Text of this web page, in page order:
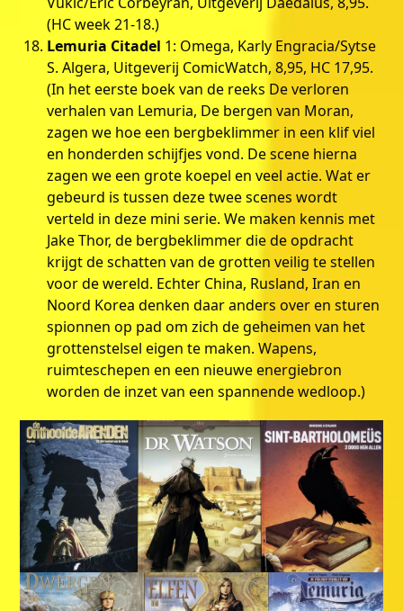
(HC week 21-18.)
Lemuria Citadel 1: Omega, Karly Engracia/Sytse
S. Algera, Uitgeverij ComicWatch, 8,95, HC 17,95.
(In het eerste boek van de reeks De verloren
verhalen van Lemuria, De bergen van Moran,
zagen we hoe een bergbeklimmer in een klif viel
en honderden schijfjes vond. De scene hierna
zagen we een grote koepel en veel actie. Wat er
gebeurd is tussen deze twee scenes wordt
verteld in deze mini serie. We maken kennis met
Jake Thor, de bergbeklimmer die de opdracht
krijgt de schatten van de grotten veilig te stellen
voor de wereld. Echter China, Rusland, Iran en
Noord Korea denken daar anders over en sturen
spionnen op pad om zich de geheimen van het
grottenstelsel eigen te maken. Wapens,
ruimteschepen en een nieuwe energiebron
worden de inzet van een spannende wedloop.)